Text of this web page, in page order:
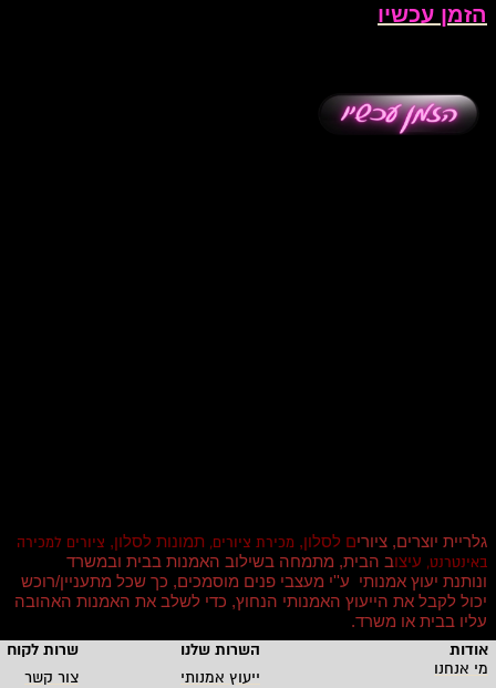
הזמן עכשיו
גלריית יוצרים, ציורים לסלון, מכירת ציורים, תמונות לסלון, ציורים למכירה
באינטרנט, עיצוב הבית, מתמחה בשילוב האמנות בבית ובמשרד
ונותנת יעוץ אמנותי ע''י מעצבי פנים מוסמכים, כך שכל מתעניין/רוכש
יכול לקבל את הייעוץ האמנותי הנחוץ, כדי לשלב את האמנות האהובה
עליו בבית או משרד.
אודות השרות שלנו
שרות
מי אנחנו
ייעוץ אמנותי
צור קשר